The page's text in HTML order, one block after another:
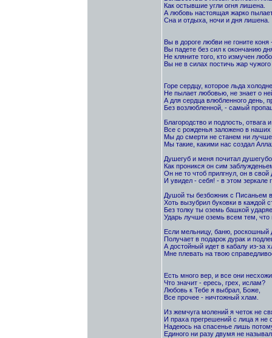
Как остывшие угли огня лишена.
А любовь настоящая жарко
Сна и отдыха, ночи и дня лишена.
Вы в дороге любви не гоните коня
Вы падете без сил к окончанию
Не кляните того, кто измучен
Вы не в силах постичь жар чужого
Горе сердцу, которое льда
Не пылает любовью, не знает о
А для сердца влюбленного день,
Без возлюбленной, - самый
Благородство и подлость, отвага
Все с рожденья заложено в наших
Мы до смерти не станем ни
Мы такие, какими нас создал
Душегуб и меня почитал
Как проникся он сим
Он не то чтоб прилгнул, он в свой
И увидел - себя! - в этом зеркале
Душой ты безбожник с Писаньем
Хоть вызубрил буковки в каждой
Без толку ты оземь башкой
Ударь лучше оземь всем тем, что
Если мельницу, баню, роскошный
Получает в подарок дурак и
А достойный идет в кабалу из-за
Мне плевать на твою
Есть много вер, и все они
Что значит - ересь, грех, ислам?
Любовь к Тебе я выбрал, Боже,
Все прочее - ничтожный хлам.
Из жемчуга молений я четок не
И праха прегрешений с лица я не
Надеюсь на спасенье лишь
Единого ни разу двумя не